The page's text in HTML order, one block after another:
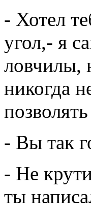
- Хотел
угол,- я
ловчилы,
никогда
- Вы так
- Не
ты